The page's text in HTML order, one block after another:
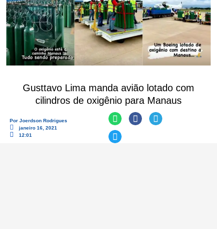
Gusttavo Lima manda avião lotado com
cilindros de oxigênio para Manaus
Por Joerdson Rodrigues
janeiro 16, 2021
12:01